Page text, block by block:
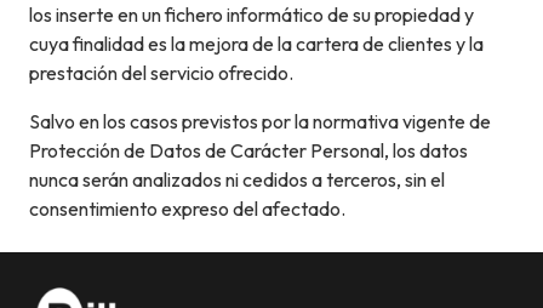
los inserte en un fichero informático de su propiedad y
cuya finalidad es la mejora de la cartera de clientes y la
prestación del servicio ofrecido.
Salvo en los casos previstos por la normativa vigente de
Protección de Datos de Carácter Personal, los datos
nunca serán analizados ni cedidos a terceros, sin el
consentimiento expreso del afectado.